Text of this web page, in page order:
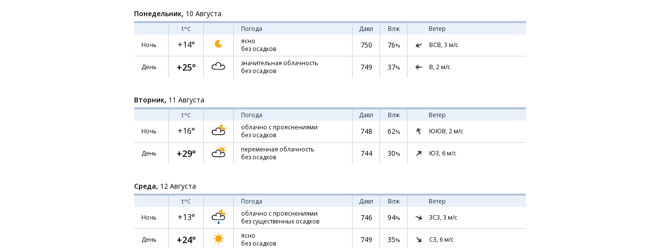
Понедельник, 10 Августа
t°C Погода Давл Влж
Ветер
Ночь
+14°
ясно
без осадков
750 76% ВСВ, 3 м/с
День +25°
значительная облачность
без осадков
749 37% В, 2м/с
Вторник, 11 Августа
t°C Погода Давл Влж
Ветер
Ночь
+16°
облачно с прояснениями
без осадков
748 62% ЮЮВ, 2м/с
День +29°
переменная облачность
без осадков
744 30% ЮЗ, 6м/с
Среда, 12 Августа
t°C Погода Давл Влж
Ветер
Ночь
+13°
облачно с прояснениями
без существенных осадков
746 94% ЗСЗ, 3 м/с
День +24°
ясно
без осадков
749 35% СЗ, 6м/с